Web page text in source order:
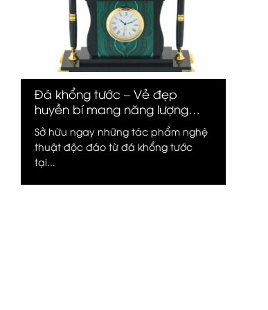
Đá khổng tước – Vẻ đẹp
huyền bí mang năng lượng
bảo hộ và thịnh vượng
Sở hữu ngay những tác phẩm nghệ
thuật độc đáo từ đá khổng tước
tại...